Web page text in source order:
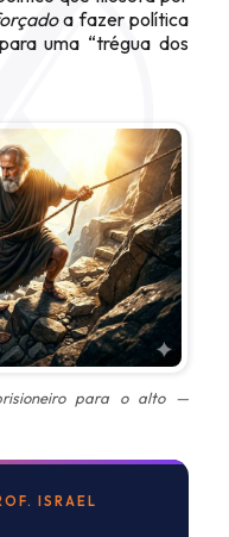
a fazer política
uma “trégua dos
para o alto —
ISRAEL